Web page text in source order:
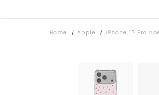
Home / Apple / iPhone 17 Pro